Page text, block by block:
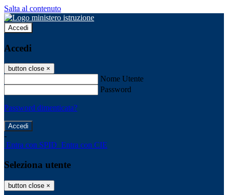
Salta al contenuto
Accedi
Accedi
button close ×
Nome Utente
Password
Password dimenticata?
-
Entra con SPID Entra con CIE
Seleziona utente
button close ×